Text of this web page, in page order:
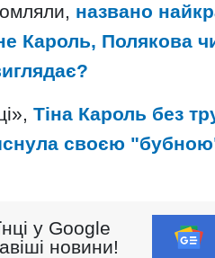
названо
Кароль, Полякова
Тіна Кароль без
своєю
у Google
новини!